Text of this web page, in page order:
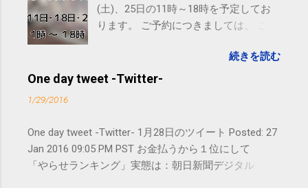
(土)、25日の11時～18時を予定してお
ります。 ご予約につきましては、 こち
れないことがありますので、ご予約、
お問い合わせはSMS（ショートメッセ
続きを読む
One day tweet -Twitter-
1/29/2016
One day tweet -Twitter- 1月28日のツイート Posted: 27
Jan 2016 09:05 PM PST お金払うから１位にして
「やらせランキング」実態は：朝日新聞デジタル